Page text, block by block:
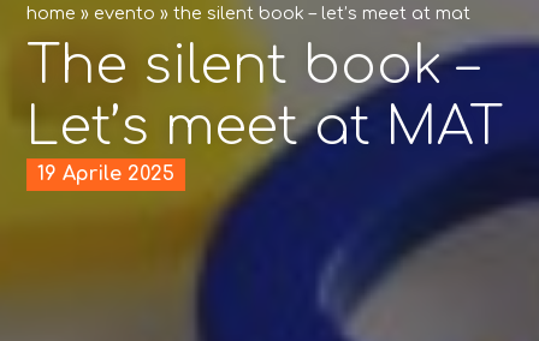
home » evento »the silent book – let’s meet at mat
The silent book –
Let’s meet at MAT
19 Aprile 2025